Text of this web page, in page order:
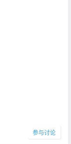
参与讨论